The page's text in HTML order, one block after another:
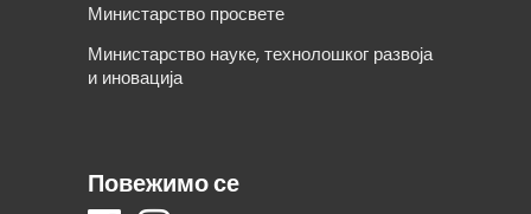
Министарство просвете
Министарство науке, технолошког развоја
и иновација
Повежимо се